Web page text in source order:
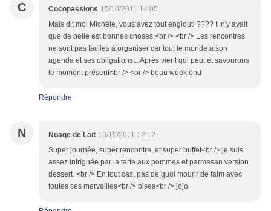
C Cocopassions 15/10/2011 14:05
Mais dit moi Michèle, vous avez tout englouti ???? Il n'y avait
que de belle est bonnes choses.<br /> <br /> Les rencontres
ne sont pas faciles à organiser car tout le monde a son
agenda et ses obligations... Après vient qui peut et savourons
le moment présent<br /> <br /> beau week end
Répondre
N Nuage de Lait 13/10/2011 12:12
Super journée, super rencontre, et super buffet<br /> je suis
assez intriguée par la tarte aux pommes et parmesan version
dessert. <br /> En tout cas, pas de quoi mourir de faim avec
toutes ces merveilles<br /> bises<br /> jojo